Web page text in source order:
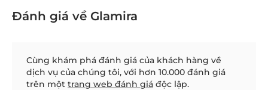
Đánh giá về Glamira
Cùng khám phá đánh giá của khách hàng về
dịch vụ của chúng tôi, với hơn 10.000 đánh giá
trên một trang web đánh giá độc lập.